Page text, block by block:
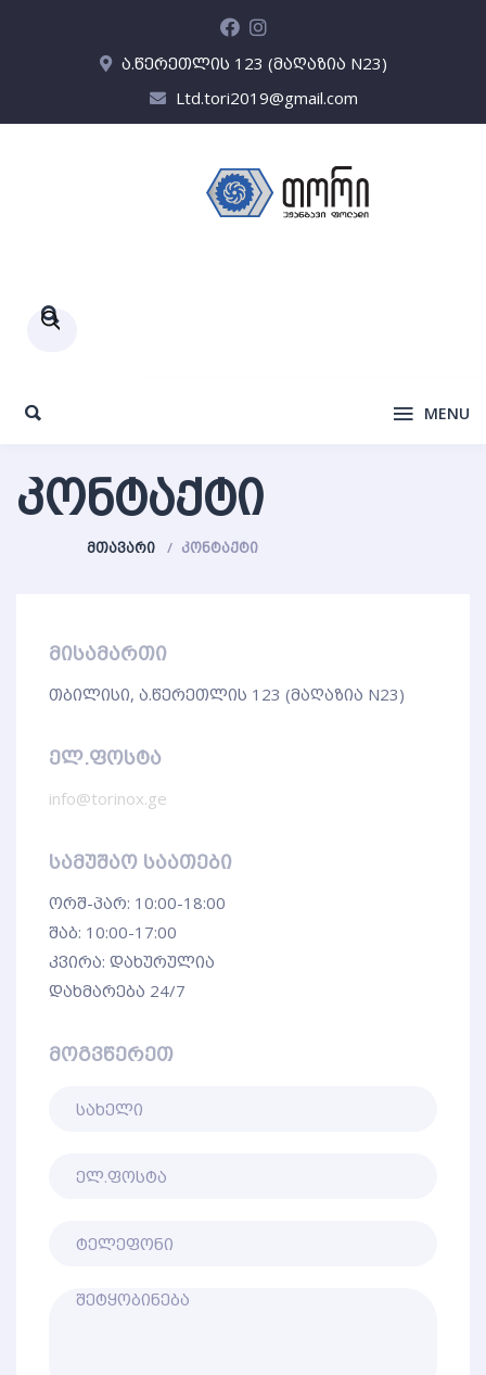
ა.წერეთლის 123 (მაღაზია N23)
Ltd.tori2019@gmail.com
Products
MENU
ᲙᲝᲜᲢᲐᲥᲢᲘ
ᲛᲗᲐᲕᲐᲠᲘ ᲙᲝᲜᲢᲐᲥᲢᲘ
მისამართი
თბილისი, ა.წერეთლის 123 (მაღაზია N23)
ელ.ფოსტა
info@torinox.ge
სამუშაო საათები
ორშ-პარ: 10:00-18:00
შაბ: 10:00-17:00
კვირა: დახურულია
დახმარება 24/7
მოგვწერეთ